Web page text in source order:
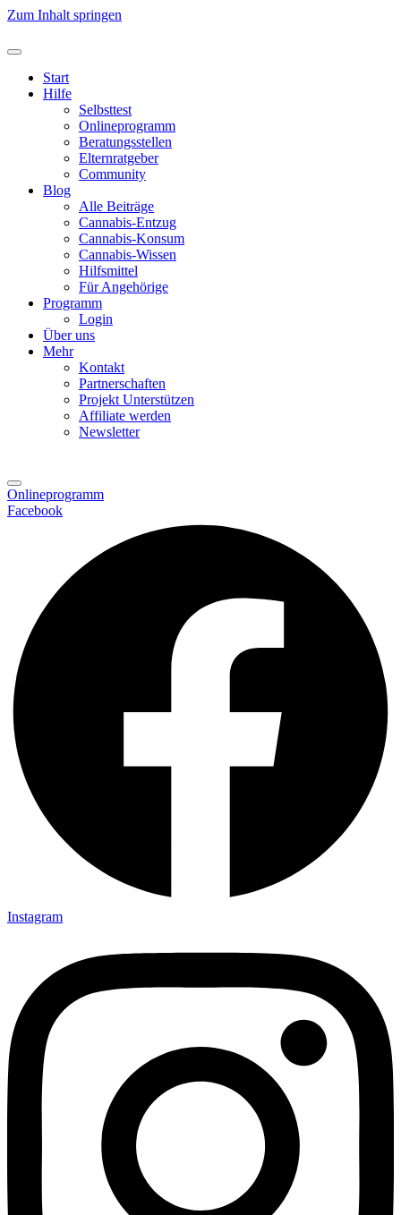
Zum Inhalt springen
Start
Hilfe
Selbsttest
Onlineprogramm
Beratungsstellen
Elternratgeber
Community
Blog
Alle Beiträge
Cannabis-Entzug
Cannabis-Konsum
Cannabis-Wissen
Hilfsmittel
Für Angehörige
Programm
Login
Über uns
Mehr
Kontakt
Partnerschaften
Projekt Unterstützen
Affiliate werden
Newsletter
Onlineprogramm
Facebook
Instagram